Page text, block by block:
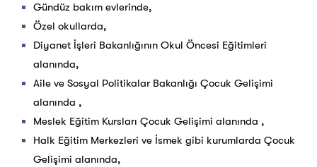
Gündüz bakım evlerinde,
Özel okullarda,
Diyanet İşleri Bakanlığının Okul Öncesi Eğitimleri
alanında,
Aile ve Sosyal Politikalar Bakanlığı Çocuk Gelişimi
alanında ,
Meslek Eğitim Kursları Çocuk Gelişimi alanında ,
Halk Eğitim Merkezleri ve İsmek gibi kurumlarda Çocuk
Gelişimi alanında,